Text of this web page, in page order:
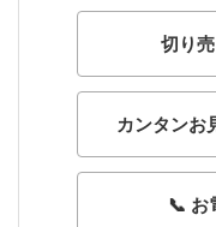
切り
カンタンお
📞 お